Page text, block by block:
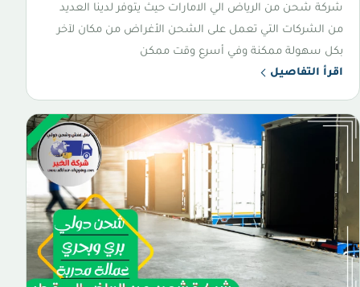
شركة شحن من الرياض الي الامارات حيث يتوفر لدينا العديد
من الشركات التي تعمل على الشحن الأغراض من مكان لآخر
بكل سهولة ممكنة وفي أسرع وقت ممكن
اقرأ التفاصيل